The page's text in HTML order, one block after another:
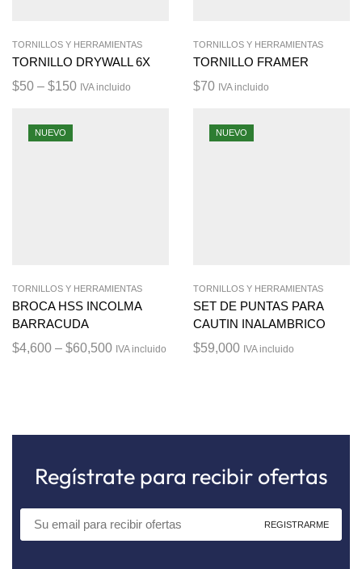
TORNILLOS Y HERRAMIENTAS
TORNILLO DRYWALL 6X
$50 – $150 IVA incluido
TORNILLOS Y HERRAMIENTAS
TORNILLO FRAMER
$70 IVA incluido
NUEVO
TORNILLOS Y HERRAMIENTAS
BROCA HSS INCOLMA
BARRACUDA
$4,600 – $60,500 IVA incluido
NUEVO
TORNILLOS Y HERRAMIENTAS
SET DE PUNTAS PARA
CAUTIN INALAMBRICO
$59,000 IVA incluido
Regístrate para recibir ofertas